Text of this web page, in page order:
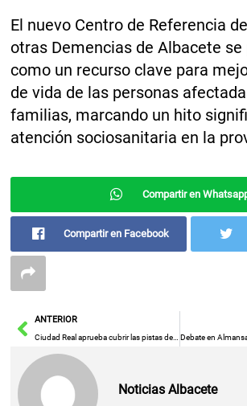
El nuevo Centro de Referencia
otras Demencias de Albacete se
como un recurso clave para
de vida de las personas
familias, marcando un hito
atención sociosanitaria en la
Compartir en
Compartir en Facebook
AntANTERIOR
Ciudad Real aprueba cubrir las pistas de Puerta de Santa María
Noticias Albacete